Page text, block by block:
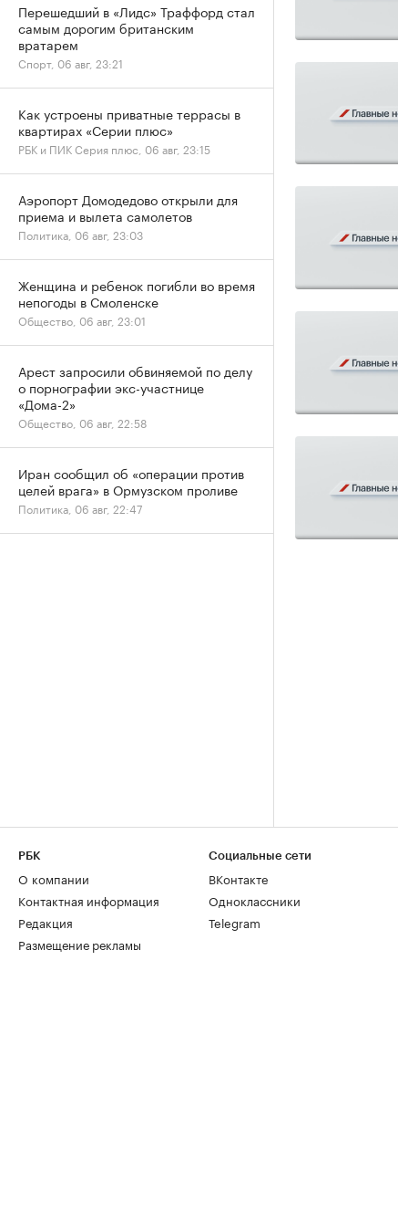
Перешедший в «Лидс» Траффорд стал
самым дорогим британским
вратарем
Спорт, 06 авг, 23:21
Как устроены приватные террасы в
квартирах «Серии плюс»
РБК и ПИК Серия плюс, 06 авг, 23:15
Аэропорт Домодедово открыли для
приема и вылета самолетов
Политика, 06 авг, 23:03
Женщина и ребенок погибли во время
непогоды в Смоленске
Общество, 06 авг, 23:01
Арест запросили обвиняемой по делу
о порнографии экс-участнице
«Дома-2»
Общество, 06 авг, 22:58
Иран сообщил об «операции против
целей врага» в Ормузском проливе
Политика, 06 авг, 22:47
РБК
О компании
Контактная информация
Редакция
Размещение рекламы
Социальные сети
ВКонтакте
Одноклассники
Telegram